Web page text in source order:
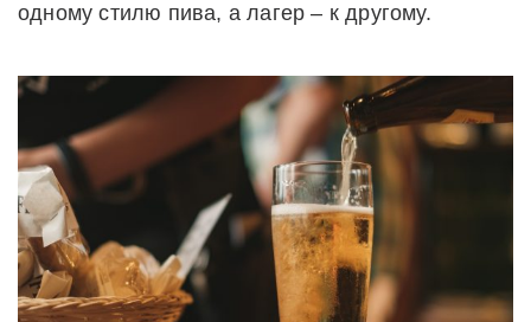
одному стилю пива, а лагер – к другому.